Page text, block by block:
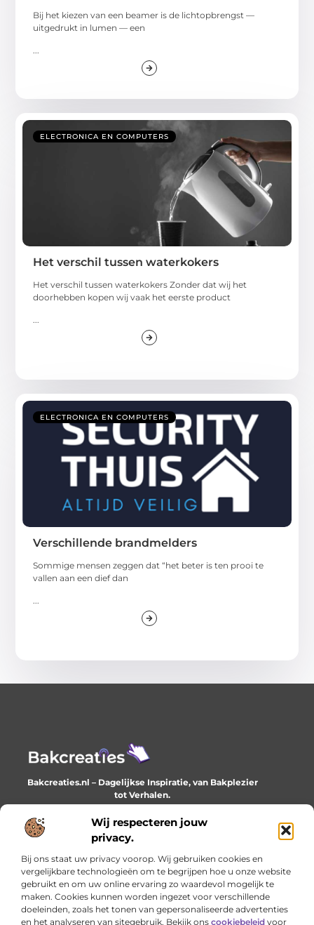
Wij respecteren jouw
privacy.
Bij ons staat uw privacy voorop. Wij gebruiken cookies en
vergelijkbare technologieën om te begrijpen hoe u onze website
gebruikt en om uw online ervaring zo waardevol mogelijk te
maken. Cookies kunnen worden ingezet voor verschillende
doeleinden, zoals het tonen van gepersonaliseerde advertenties
en het analyseren van sitegebruik. Bekijk ons cookiebeleid voor
Bij het kiezen van een beamer is de lichtopbrengst —
uitgedrukt in lumen — een
ELECTRONICA EN COMPUTERS
Het verschil tussen waterkokers
Het verschil tussen waterkokers Zonder dat wij het
doorhebben kopen wij vaak het eerste product
ELECTRONICA EN COMPUTERS
Verschillende brandmelders
Sommige mensen zeggen dat “het beter is ten prooi te
vallen aan een dief dan
Bakcreaties.nl – Dagelijkse Inspiratie, van Bakplezier
tot Verhalen.
Ontdek unieke en creatieve verhalen die je elke dag
verrijken en inspireren.
Onze informatie